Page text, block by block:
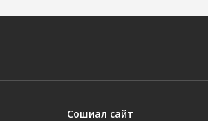
Сошиал сайт